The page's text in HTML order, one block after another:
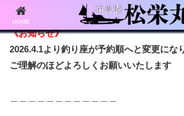
《お知らせ》
2026.4.1より釣り座が予約順へと変更にな
ご理解のほどよろしくお願いいたします
HOME